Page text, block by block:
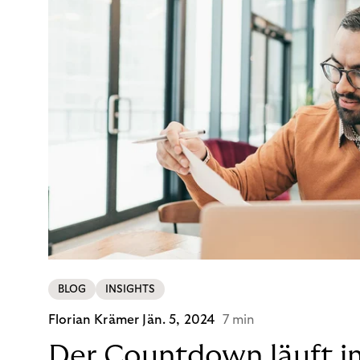
BLOG INSIGHTS
Florian Krämer Jän. 5, 2024 7 min